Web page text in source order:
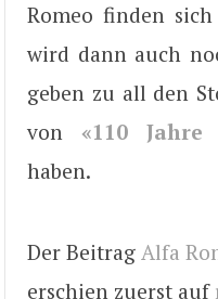
Romeo finden sich
wird dann auch
geben zu all den
von «110
haben.
Der Beitrag Alfa
erschien zuerst auf